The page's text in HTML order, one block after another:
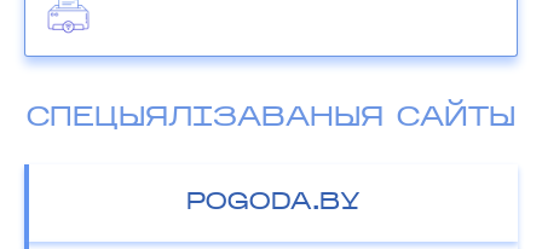
СПЕЦЫЯЛІЗАВАНЫЯ САЙТЫ
POGODA.BY